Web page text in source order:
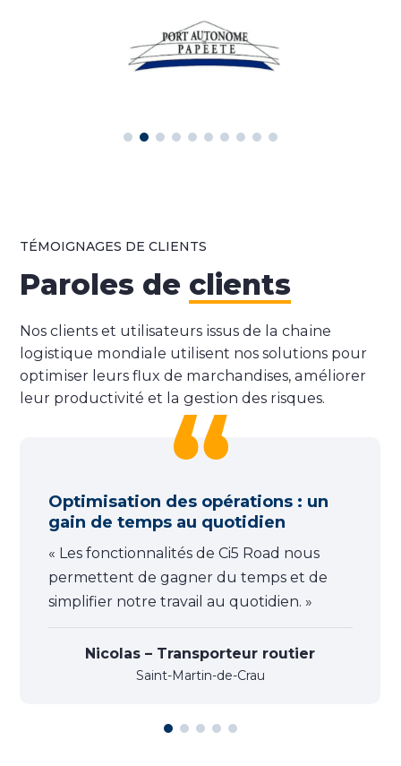
TÉMOIGNAGES DE CLIENTS
Paroles de clients
Nos clients et utilisateurs issus de la chaine
logistique mondiale utilisent nos solutions pour
optimiser leurs flux de marchandises, améliorer
leur productivité et la gestion des risques.
Optimisation des opérations : un
gain de temps au quotidien
« Les fonctionnalités de Ci5 Road nous
permettent de gagner du temps et de
simplifier notre travail au quotidien. »
Nicolas – Transporteur routier
Saint-Martin-de-Crau